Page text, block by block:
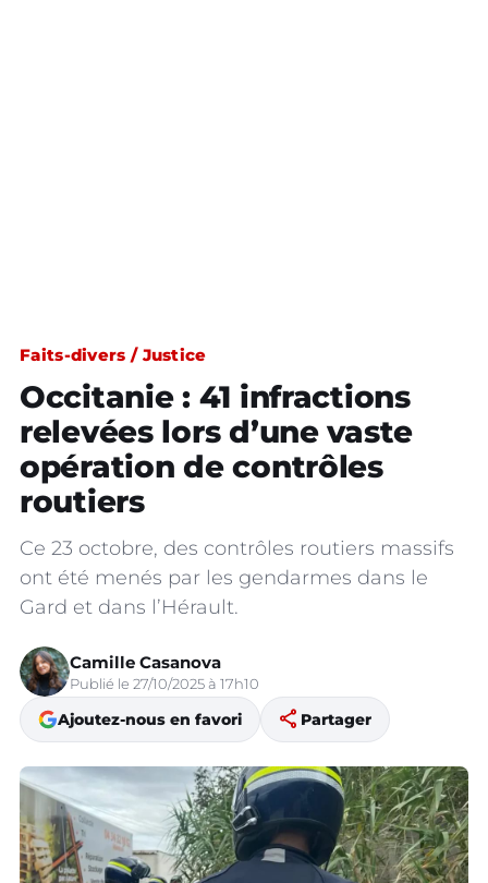
Faits-divers / Justice
Occitanie : 41 infractions
relevées lors d’une vaste
opération de contrôles
routiers
Ce 23 octobre, des contrôles routiers massifs
ont été menés par les gendarmes dans le
Gard et dans l’Hérault.
Camille Casanova
Publié le 27/10/2025 à 17h10
Ajoutez-nous en favori share Partager